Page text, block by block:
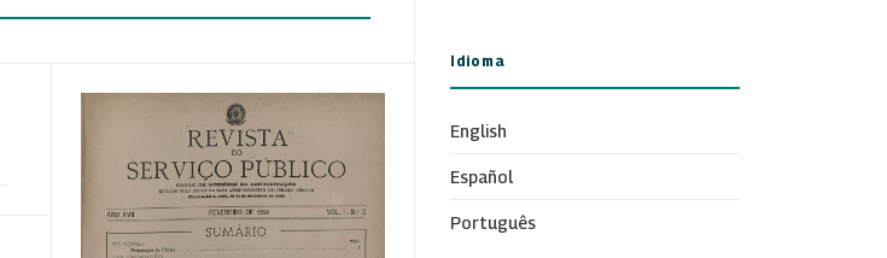
Idioma
English
Español
Português